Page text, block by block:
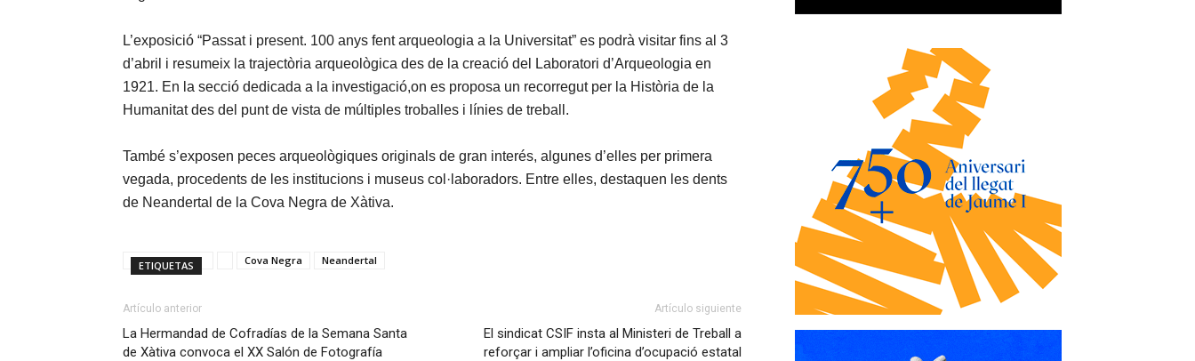
L’exposició “Passat i present. 100 anys fent arqueologia a la Universitat” es podrà visitar fins al 3
d’abril i resumeix la trajectòria arqueològica des de la creació del Laboratori d’Arqueologia en
1921. En la secció dedicada a la investigació,on es proposa un recorregut per la Història de la
Humanitat des del punt de vista de múltiples troballes i línies de treball.
També s’exposen peces arqueològiques originals de gran interés, algunes d’elles per primera
vegada, procedents de les institucions i museus col·laboradors. Entre elles, destaquen les dents
de Neandertal de la Cova Negra de Xàtiva.
ETIQUETAS Cova Negra Neandertal
Artículo anterior
La Hermandad de Cofradías de la Semana Santa
de Xàtiva convoca el XX Salón de Fotografía
Artículo siguiente
El sindicat CSIF insta al Ministeri de Treball a
reforçar i ampliar l’oficina d’ocupació estatal